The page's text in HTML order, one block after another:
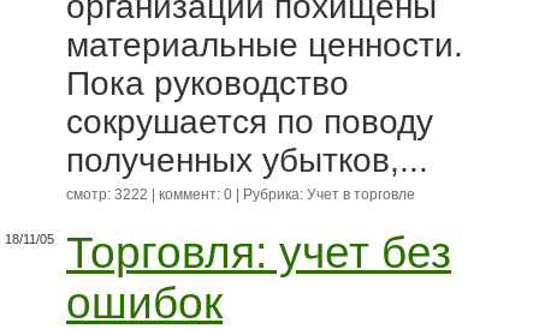
материальные ценности.
Пока руководство
сокрушается по поводу
полученных убытков,...
смотр: 3222 | коммент: 0 | Рубрика: Учет в торговле
18/11/05
Торговля: учет без
ошибок